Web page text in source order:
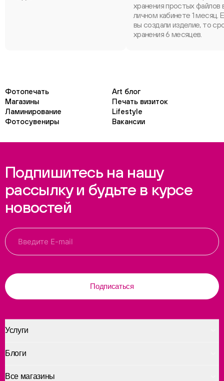
хранения простых файлов
личном кабинете 1 месяц.
вы создали изделие, то
хранения 6 месяцев.
Фотопечать
Art блог
Магазины
Печать визиток
Ламинирование
Lifestyle
Фотосувениры
Вакансии
Подпишитесь на нашу
рассылку и будьте в курсе
новостей
Подписаться
Услуги
Блоги
Все магазины